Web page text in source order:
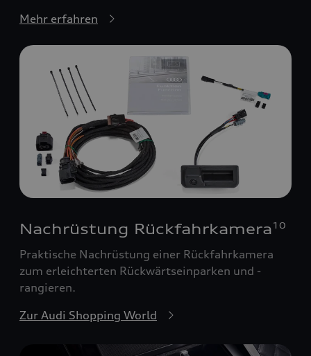
Mehr erfahren
Nachrüstung Rückfahrkamera 10
Praktische Nachrüstung einer Rückfahrkamera
zum erleichterten Rückwärtseinparken und -
rangieren.
Zur Audi Shopping World